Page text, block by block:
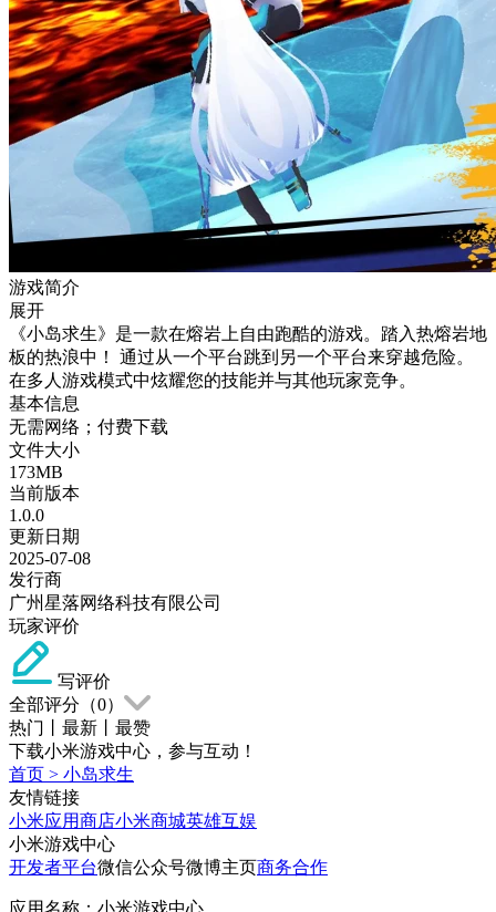
游戏简介
展开
《小岛求生》是一款在熔岩上自由跑酷的游戏。踏入热熔岩地
板的热浪中！ 通过从一个平台跳到另一个平台来穿越危险。
在多人游戏模式中炫耀您的技能并与其他玩家竞争。
基本信息
无需网络；付费下载
文件大小
173MB
当前版本
1.0.0
更新日期
2025-07-08
发行商
广州星落网络科技有限公司
玩家评价
写评价
全部评分（0）
热门
最新
最赞
下载小米游戏中心，参与互动！
首页 > 小岛求生
友情链接
小米应用商店小米商城英雄互娱
小米游戏中心
开发者平台微信公众号微博主页商务合作
应用名称：小米游戏中心